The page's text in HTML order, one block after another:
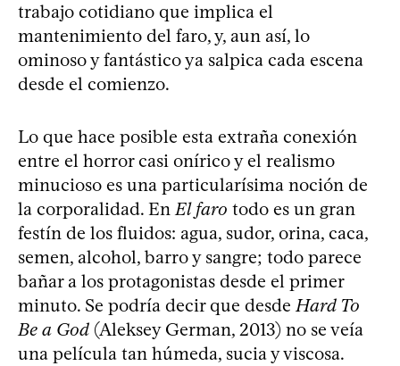
trabajo cotidiano que implica el
mantenimiento del faro, y, aun así, lo
ominoso y fantástico ya salpica cada escena
desde el comienzo.
Lo que hace posible esta extraña conexión
entre el horror casi onírico y el realismo
minucioso es una particularísima noción de
la corporalidad. EnEl faro todo es un gran
festín de los fluidos: agua, sudor, orina, caca,
semen, alcohol, barro y sangre; todo parece
bañar a los protagonistas desde el primer
minuto. Se podría decir que desdeHard To
Be a God (Aleksey German, 2013) no se veía
una película tan húmeda, sucia y viscosa.